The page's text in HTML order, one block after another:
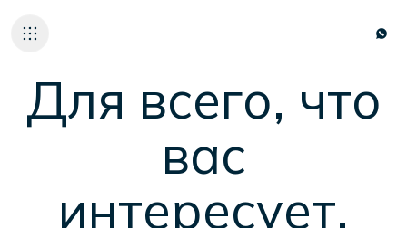
ГАСТРОНОМИЯ
Для всего, что
вас
интересует.